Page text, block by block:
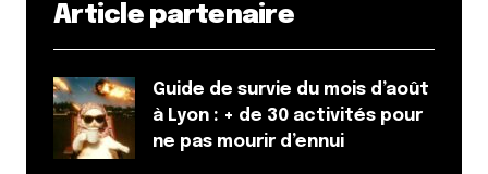
Article partenaire
Guide de survie du mois d’août
à Lyon : + de 30 activités pour
ne pas mourir d’ennui